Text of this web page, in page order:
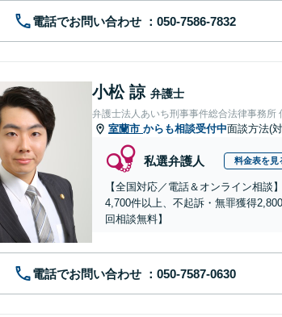
電話でお問い合わせ
小松 諒 弁護士
弁護士法人あいち刑事事件総合法律事務所
室蘭市 からも相談受付中面談方法(
私選弁護人 料金表を見
【全国対応／電話＆オンライン相
4,700件以上、不起訴・無罪獲得
回相談無料】
電話でお問い合わせ